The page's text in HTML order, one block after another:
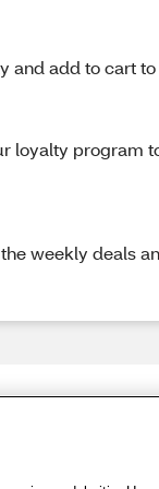
and add to cart
loyalty program
weekly deals